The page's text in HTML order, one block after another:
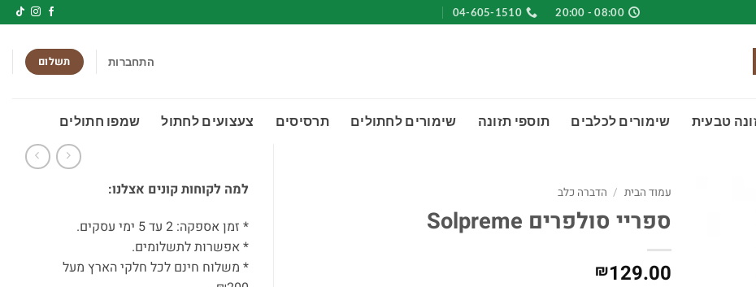
08:00 - 20:00
04-605-1510
התחברות תשלום
טבעית שימורים לכלבים תוספי תזונה שימורים לחתולים תרסיסים צעצועים לחתול שמפו חתולים
למה לקוחות קונים אצלנו:
* זמן אספקה: 2 עד 5 ימי עסקים.
* אפשרות לתשלומים.
* משלוח חינם לכל חלקי הארץ מעל
עמוד הבית / הדברה כלב
ספריי סולפרים Solpreme
₪129.00